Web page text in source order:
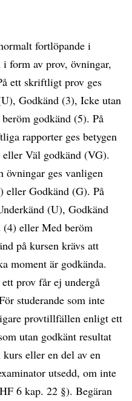
fortlöpande i
i form av prov, övningar,
ett skriftligt prov ges
Godkänd (3), Icke utan
godkänd (5). På
rapporter ges betygen
Väl godkänd (VG).
övningar ges vanligen
eller Godkänd (G). På
(U), Godkänd
(4) eller Med beröm
på kursen krävs att
moment är godkända.
prov får ej undergå
studerande som inte
provtillfällen enligt ett
utan godkänt resultat
eller en del av en
utsedd, om inte
6 kap. 22 §). Begäran